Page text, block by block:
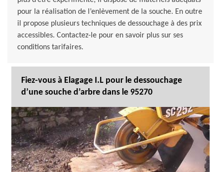
pour la réalisation de l’enlèvement de la souche. En outre
il propose plusieurs techniques de dessouchage à des prix
accessibles. Contactez-le pour en savoir plus sur ses
conditions tarifaires.
Fiez-vous à Elagage I.L pour le dessouchage
d’une souche d’arbre dans le 95270